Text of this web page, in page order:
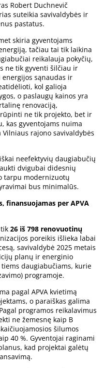
Robert Duchnevič
suteikia savivaldybės ir
pastatus.
skiria gyventojams
tačiau tai tik laikina
reikalauja pokyčių,
ne tik gyventi šilčiau ir
sąnaudas ir
kol galioja
o paslaugų kainos yra
renovaciją,
ne tik projekto, bet ir
kas gyventojams nuima
Vilniaus rajono savivaldybės
neefektyvių daugiabučių
dvigubai didesnių
tarpu modernizuotų
bus minimalūs.
finansuojamas per APVA
26 iš 798 renovuotinų
poreikis išlieka labai
savivaldybė 2025 metais
planų ir energinio
daugiabučiams, kurie
programoje.
pagal APVA kvietimą
o paraiškas galima
Pagal programos reikalavimus
ne žemesnę kaip B
šilumos
40 %. Gyventojai raginami
kad projektai galėtų